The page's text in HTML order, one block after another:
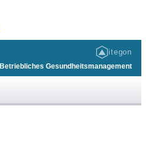
itegon
Betriebliches Gesundheitsmanagement